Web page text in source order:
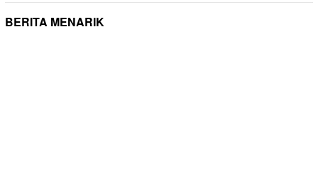
BERITA MENARIK